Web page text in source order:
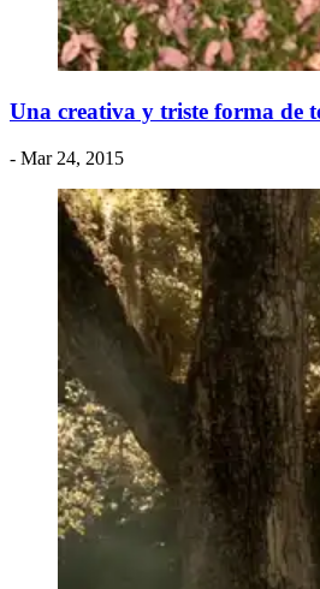
Una creativa y triste forma de
- Mar 24, 2015